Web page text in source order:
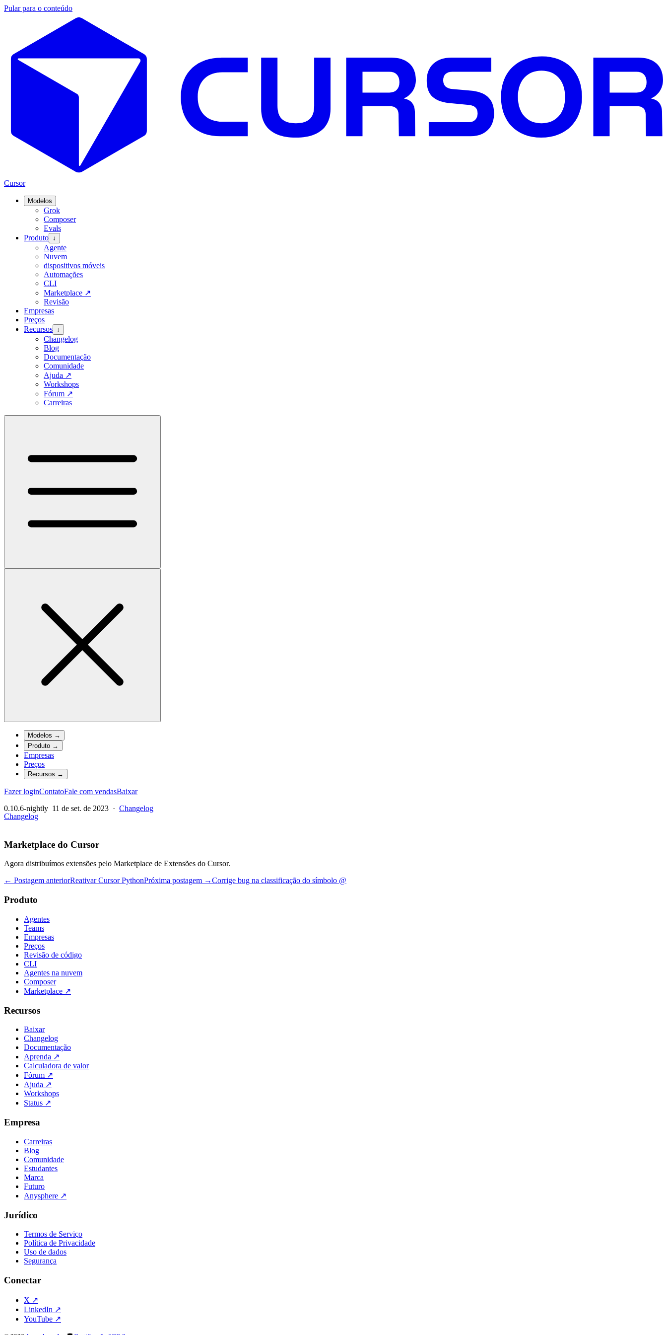
Pular para o conteúdo
Cursor
Modelos
Grok
Composer
Evals
Produto ↓
Agente
Nuvem
dispositivos móveis
Automações
CLI
Marketplace ↗
Revisão
Empresas
Preços
Recursos ↓
Changelog
Blog
Documentação
Comunidade
Ajuda ↗
Workshops
Fórum ↗
Carreiras
Modelos →
Produto →
Empresas
Preços
Recursos →
Fazer loginContatoFale com vendasBaixar
0.10.6-nightly 11 de set. de 2023 · Changelog
Changelog
Marketplace do Cursor
Agora distribuímos extensões pelo Marketplace de Extensões do Cursor.
← Postagem anteriorReativar Cursor PythonPróxima postagem →Corrige bug na classificação do símbolo @
Produto
Agentes
Teams
Empresas
Preços
Revisão de código
CLI
Agentes na nuvem
Composer
Marketplace ↗
Recursos
Baixar
Changelog
Documentação
Aprenda ↗
Calculadora de valor
Fórum ↗
Ajuda ↗
Workshops
Status ↗
Empresa
Carreiras
Blog
Comunidade
Estudantes
Marca
Futuro
Anysphere ↗
Jurídico
Termos de Serviço
Política de Privacidade
Uso de dados
Segurança
Conectar
X ↗
LinkedIn ↗
YouTube ↗